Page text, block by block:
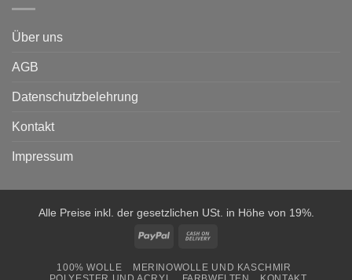
Über uns
AGB
Datenschutzbelehrung
Kontakt
Impressum
Alle Preise inkl. der gesetzlichen USt. in Höhe von 19%.
PayPal
Delivery
100% WOLLE
MERINOWOLLE UND KASCHMIR